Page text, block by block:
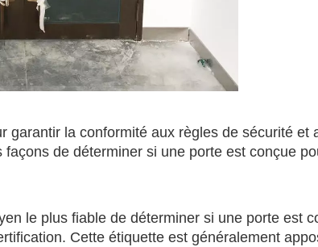
garantir la conformité aux règles de sécurité et
de déterminer si une porte est conçue
le plus fiable de déterminer si une porte est
Cette étiquette est généralement